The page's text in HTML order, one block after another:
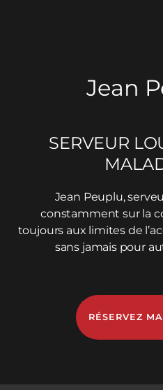
Jean
SERVEUR
Jean Peuplu,
constamment sur la
toujours aux limites de
sans jamais pour
RÉSERVEZ